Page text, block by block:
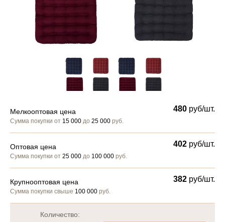
Мелкооптовая цена
Сумма покупки от 15 000 до 25 000 руб.
480 руб/шт.
Оптовая цена
Сумма покупки от 25 000 до 100 000 руб.
402 руб/шт.
Крупнооптовая цена
Сумма покупки свыше 100 000 руб.
382 руб/шт.
Количество: